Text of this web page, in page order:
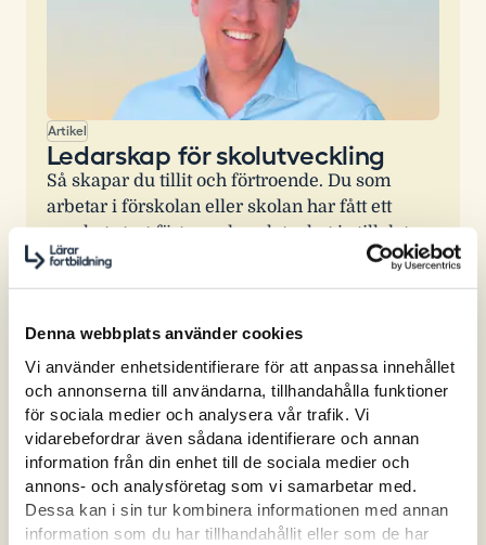
Denna webbplats använder cookies
Vi använder enhetsidentifierare för att anpassa innehållet
och annonserna till användarna, tillhandahålla funktioner
för sociala medier och analysera vår trafik. Vi
vidarebefordrar även sådana identifierare och annan
information från din enhet till de sociala medier och
annons- och analysföretag som vi samarbetar med.
Dessa kan i sin tur kombinera informationen med annan
information som du har tillhandahållit eller som de har
Artikel
Ledarskap för skolutveckling
Så skapar du tillit och förtroende. Du som
arbetar i förskolan eller skolan har fått ett
mycket stort förtroende och tackat ja till det
viktigaste av alla ledaruppdrag.
Läs mer